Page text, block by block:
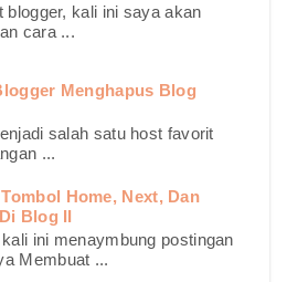
blogger, kali ini saya akan
cara ...
Menghapus Blog
salah satu host favorit
...
Home, Next, Dan
Blog II
ini menaymbung postingan
Membuat ...